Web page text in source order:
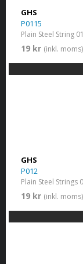
GHS
P0115
Plain Steel String
19 kr (inkl. moms)
GHS
P012
Plain Steel Strings
19 kr (inkl. moms)